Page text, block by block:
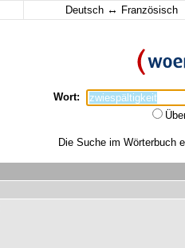
Deutsch ↔ Französisch
Wort:
Die Suche im Wörterbuch